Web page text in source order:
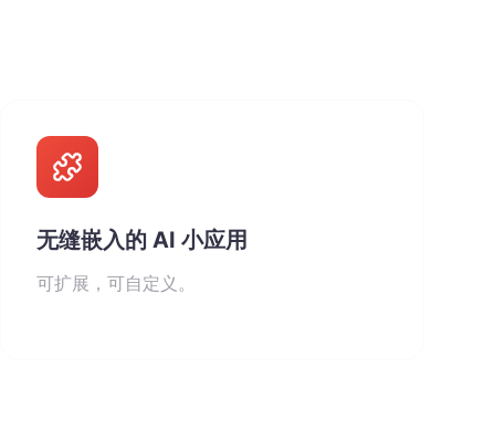
无缝嵌入的 AI 小应用
可扩展，可自定义。